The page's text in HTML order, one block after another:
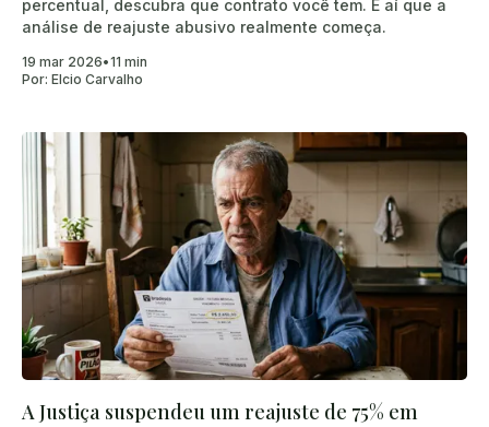
percentual, descubra que contrato você tem. É aí que a
análise de reajuste abusivo realmente começa.
19 mar 2026•11 min
Por: Elcio Carvalho
A Justiça suspendeu um reajuste de 75% em